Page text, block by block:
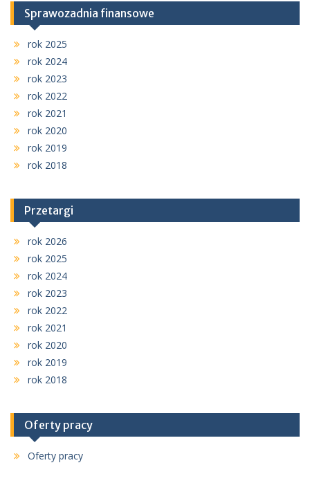
Sprawozadnia finansowe
rok 2025
rok 2024
rok 2023
rok 2022
rok 2021
rok 2020
rok 2019
rok 2018
Przetargi
rok 2026
rok 2025
rok 2024
rok 2023
rok 2022
rok 2021
rok 2020
rok 2019
rok 2018
Oferty pracy
Oferty pracy